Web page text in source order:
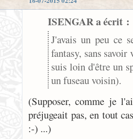
ISENGAR a écrit :
J'avais un peu ce
fantasy, sans
suis loin d'être un
un fuseau voisin).
(Supposer, comme je
préjugeait pas, en tout
:-) ...)